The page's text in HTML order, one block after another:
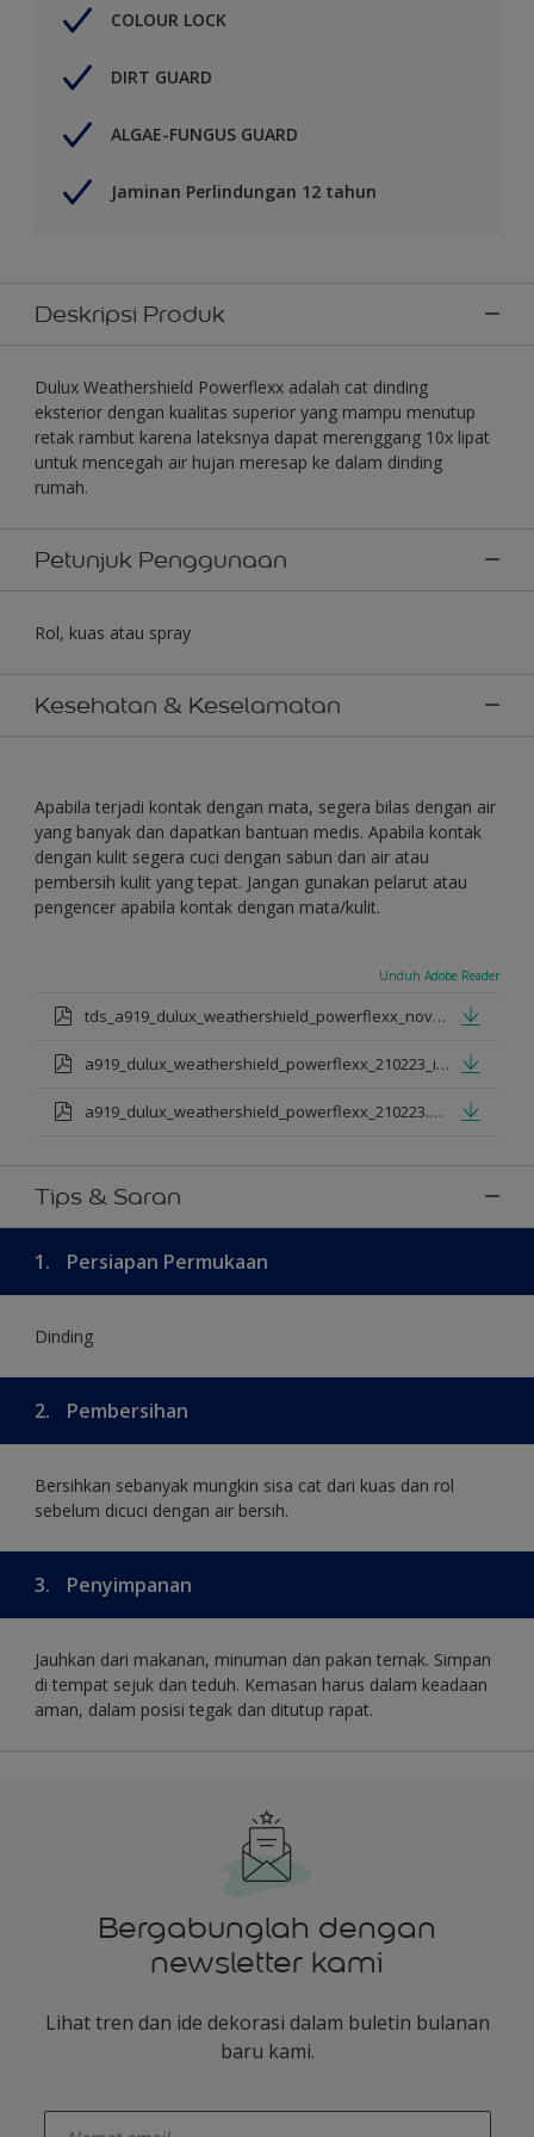
COLOUR LOCK
DIRT GUARD
ALGAE-FUNGUS GUARD
Jaminan Perlindungan 12 tahun
Deskripsi Produk
Dulux Weathershield Powerflexx adalah cat dinding
eksterior dengan kualitas superior yang mampu menutup
retak rambut karena lateksnya dapat merenggang 10x lipat
untuk mencegah air hujan meresap ke dalam dinding
rumah.
Petunjuk Penggunaan
Rol, kuas atau spray
Kesehatan & Keselamatan
Apabila terjadi kontak dengan mata, segera bilas dengan air
yang banyak dan dapatkan bantuan medis. Apabila kontak
dengan kulit segera cuci dengan sabun dan air atau
pembersih kulit yang tepat. Jangan gunakan pelarut atau
pengencer apabila kontak dengan mata/kulit.
Unduh Adobe Reader
tds_a919_dulux_weathershield_powerflexx_nov_2022_id.pdf
a919_dulux_weathershield_powerflexx_210223_id.pdf
a919_dulux_weathershield_powerflexx_210223.pdf
Tips & Saran
1. Persiapan Permukaan
Dinding
2. Pembersihan
Bersihkan sebanyak mungkin sisa cat dari kuas dan rol
sebelum dicuci dengan air bersih.
3. Penyimpanan
Jauhkan dari makanan, minuman dan pakan ternak. Simpan
di tempat sejuk dan teduh. Kemasan harus dalam keadaan
aman, dalam posisi tegak dan ditutup rapat.
Bergabunglah dengan
newsletter kami
Lihat tren dan ide dekorasi dalam buletin bulanan
baru kami.